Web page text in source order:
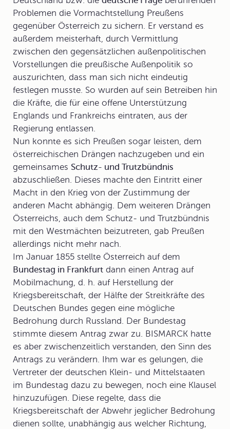
Problemen die Vormachtstellung Preußens
gegenüber Österreich zu sichern. Er verstand es
außerdem meisterhaft, durch Vermittlung
zwischen den gegensätzlichen außenpolitischen
Vorstellungen die preußische Außenpolitik so
auszurichten, dass man sich nicht eindeutig
festlegen musste. So wurden auf sein Betreiben hin
die Kräfte, die für eine offene Unterstützung
Englands und Frankreichs eintraten, aus der
Regierung entlassen.
Nun konnte es sich Preußen sogar leisten, dem
österreichischen Drängen nachzugeben und ein
gemeinsames Schutz- und Trutzbündnis
abzuschließen. Dieses machte den Eintritt einer
Macht in den Krieg von der Zustimmung der
anderen Macht abhängig. Dem weiteren Drängen
Österreichs, auch dem Schutz- und Trutzbündnis
mit den Westmächten beizutreten, gab Preußen
allerdings nicht mehr nach.
Im Januar 1855 stellte Österreich auf dem
Bundestag in Frankfurt dann einen Antrag auf
Mobilmachung, d. h. auf Herstellung der
Kriegsbereitschaft, der Hälfte der Streitkräfte des
Deutschen Bundes gegen eine mögliche
Bedrohung durch Russland. Der Bundestag
stimmte diesem Antrag zwar zu. BISMARCK hatte
es aber zwischenzeitlich verstanden, den Sinn des
Antrags zu verändern. Ihm war es gelungen, die
Vertreter der deutschen Klein- und Mittelstaaten
im Bundestag dazu zu bewegen, noch eine Klausel
hinzuzufügen. Diese regelte, dass die
Kriegsbereitschaft der Abwehr jeglicher Bedrohung
dienen sollte, unabhängig aus welcher Richtung,